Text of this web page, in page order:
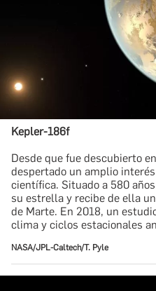
Kepler-186f
​Desde que fue descubierto
despertado un amplio
científica. Situado a 580
su estrella y recibe de ella
de Marte. En 2018, un
clima y ciclos estacionales
NASA/JPL-Caltech/T. Pyle